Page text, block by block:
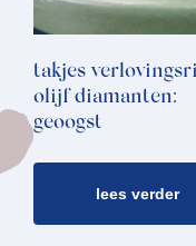
takjes
olijf diamanten:
geoogst
lees verder